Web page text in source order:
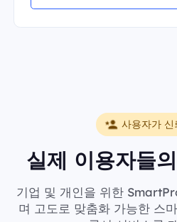
사용자가 신
실제 이용자들
기업 및 개인을 위한
며 고도로 맞춤화 가능한 스